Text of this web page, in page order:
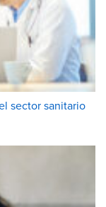
sector sanitario